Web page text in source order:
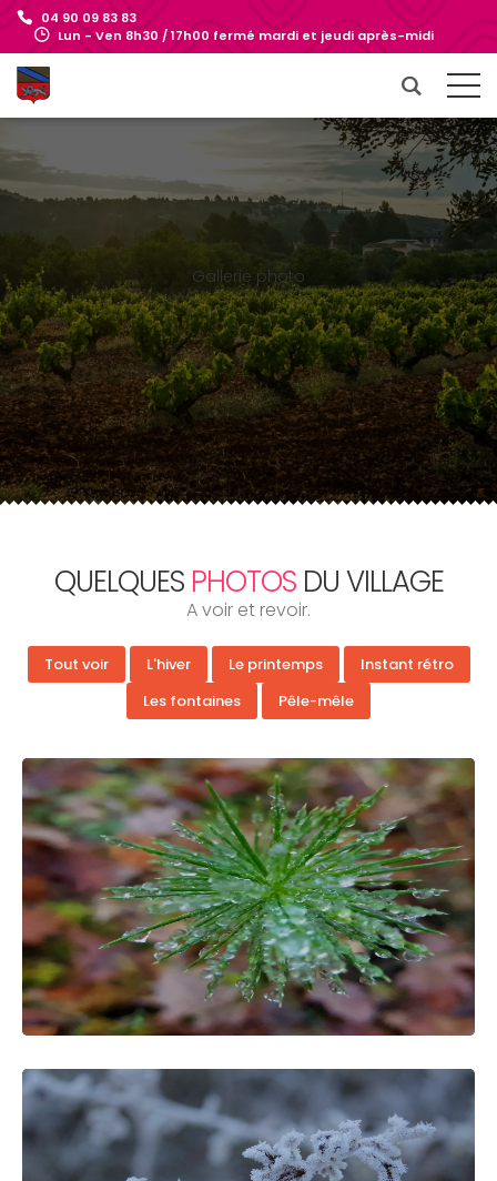
04 90 09 83 83
Lun - Ven 8h30 / 17h00 fermé mardi et jeudi après-midi
Gallerie photo
QUELQUES PHOTOSDU VILLAGE
A voir et revoir.
Tout voir L'hiver Le printemps
Instant rétro
Les fontaines
Pêle-mêle